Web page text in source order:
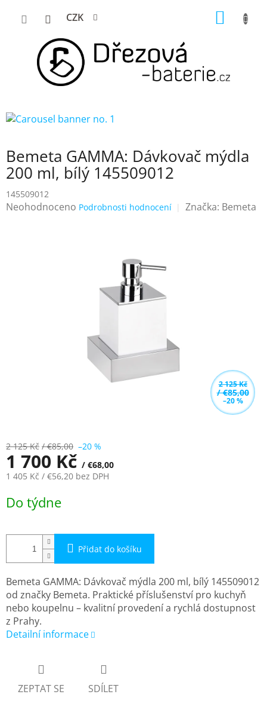
CZK
Bemeta GAMMA: Dávkovač mýdla
200 ml, bílý 145509012
145509012
Průměrné
Neohodnoceno Podrobnosti hodnocení Značka: Bemeta
2 125 Kč
/ €85,00
–20 %
2 125 Kč / €85,00 –20 %
1 700 Kč / €68,00
1 405 Kč / €56,20 bez DPH
cena:
Do týdne
Přidat do košíku
Bemeta GAMMA: Dávkovač mýdla 200 ml, bílý 145509012
od značky Bemeta. Praktické příslušenství pro kuchyň
nebo koupelnu – kvalitní provedení a rychlá dostupnost
z Prahy.
Detailní informace
ZEPTAT SE SDÍLET